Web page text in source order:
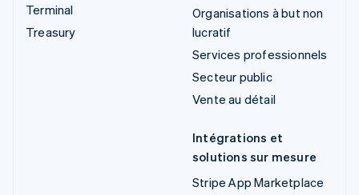
Terminal
Treasury
Organisations à but non
lucratif
Services professionnels
Secteur public
Vente au détail
Intégrations et
solutions sur mesure
Stripe App Marketplace